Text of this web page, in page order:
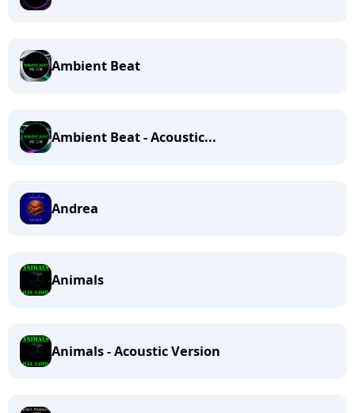
Ambient Beat
Ambient Beat - Acoustic...
Andrea
Animals
Animals - Acoustic Version